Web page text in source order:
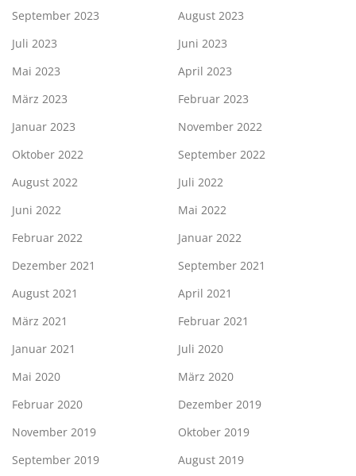
September 2023
August 2023
Juli 2023
Juni 2023
Mai 2023
April 2023
März 2023
Februar 2023
Januar 2023
November 2022
Oktober 2022
September 2022
August 2022
Juli 2022
Juni 2022
Mai 2022
Februar 2022
Januar 2022
Dezember 2021
September 2021
August 2021
April 2021
März 2021
Februar 2021
Januar 2021
Juli 2020
Mai 2020
März 2020
Februar 2020
Dezember 2019
November 2019
Oktober 2019
September 2019
August 2019